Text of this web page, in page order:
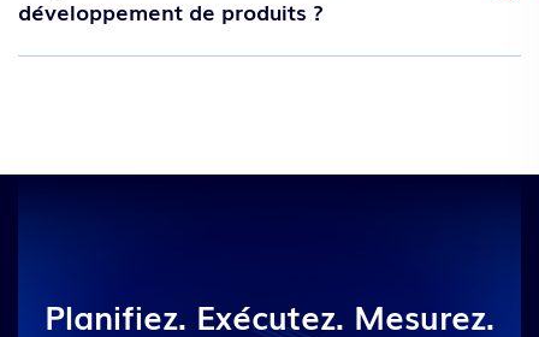
développement de produits ?
Planifiez. Exécutez. Mesurez.